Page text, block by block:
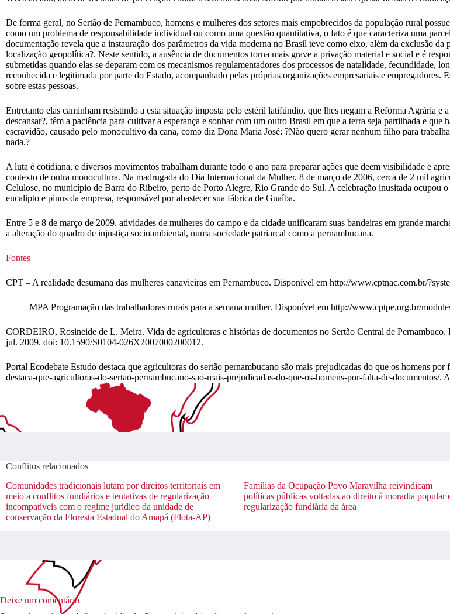
De forma geral, no Sertão de Pernambuco, homens e mulheres dos setores mais empobrecidos da população rural
como um problema de responsabilidade individual ou como uma questão quantitativa, o fato é que caracteriza uma
documentação revela que a instauração dos parâmetros da vida moderna no Brasil teve como eixo, além da exclusão
localização geopolítica?. Neste sentido, a ausência de documentos torna mais grave a privação material e social e é
submetidas quando elas se deparam com os mecanismos regulamentadores dos processos de natalidade, fecundidade,
reconhecida e legitimada por parte do Estado, acompanhado pelas próprias organizações empresariais e empregadores.
sobre estas pessoas.
Entretanto elas caminham resistindo a esta situação imposta pelo estéril latifúndio, que lhes negam a Reforma Agrária e
descansar?, têm a paciência para cultivar a esperança e sonhar com um outro Brasil em que a terra seja partilhada e
escravidão, causado pelo monocultivo da cana, como diz Dona Maria José: ?Não quero gerar nenhum filho para
nada.?
A luta é cotidiana, e diversos movimentos trabalham durante todo o ano para preparar ações que deem visibilidade e
contexto de outra monocultura. Na madrugada do Dia Internacional da Mulher, 8 de março de 2006, cerca de 2 mil
Celulose, no município de Barra do Ribeiro, perto de Porto Alegre, Rio Grande do Sul. A celebração inusitada ocupou
eucalipto e pinus da empresa, responsável por abastecer sua fábrica de Guaíba.
Entre 5 e 8 de março de 2009, atividades de mulheres do campo e da cidade unificaram suas bandeiras em grande
a alteração do quadro de injustiça socioambiental, numa sociedade patriarcal como a pernambucana.
Fontes
CPT – A realidade desumana das mulheres canavieiras em Pernambuco. Disponível em http://www.cptnac.com.br/
_____MPA Programação das trabalhadoras rurais para a semana mulher. Disponível em http://www.cptpe.org.br/
CORDEIRO, Rosineide de L. Meira. Vida de agricultoras e histórias de documentos no Sertão Central de
jul. 2009. doi: 10.1590/S0104-026X2007000200012.
Portal Ecodebate Estudo destaca que agricultoras do sertão pernambucano são mais prejudicadas do que os homens
destaca-que-agricultoras-do-sertao-pernambucano-sao-mais-prejudicadas-do-que-os-homens-por-falta-de-documentos/.
Conflitos relacionados
Comunidades tradicionais lutam por direitos territoriais em
meio a conflitos fundiários e tentativas de regularização
incompatíveis com o regime jurídico da unidade de
conservação da Floresta Estadual do Amapá (Flota-AP)
Famílias da Ocupação Povo Maravilha reivindicam
políticas públicas voltadas ao direito à moradia popular
regularização fundiária da área
Deixe um comentário